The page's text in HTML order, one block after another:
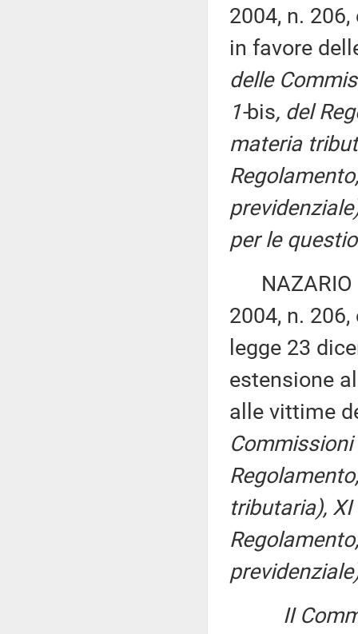
2004, n.
in favore
delle
1-bis, del
materia
per le
NAZARIO
2004, n.
legge 23
estensione
alle vittime
Commissioni
tributaria), XI
II